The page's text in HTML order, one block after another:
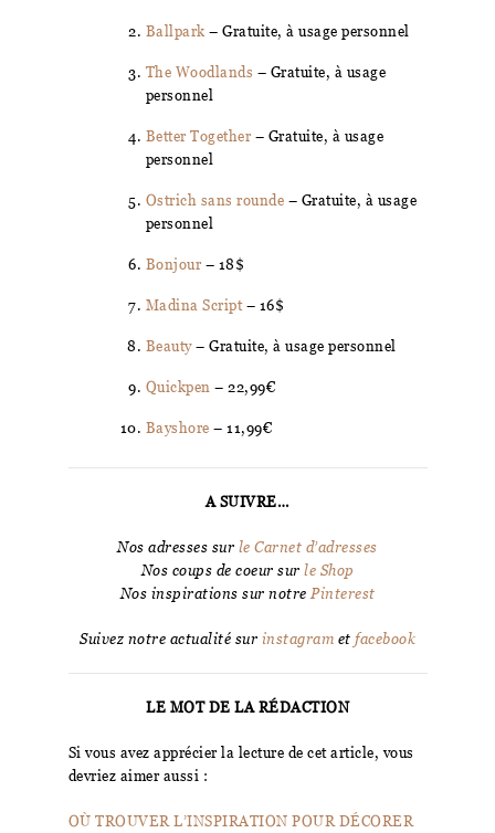
Ballpark – Gratuite, à usage personnel
The Woodlands – Gratuite, à usage
personnel
Better Together – Gratuite, à usage
personnel
Ostrich sans rounde – Gratuite, à usage
personnel
Bonjour – 18$
Madina Script– 16$
Beauty– Gratuite, à usage personnel
Quickpen – 22,99€
Bayshore – 11,99€
A SUIVRE…
Nos adresses sur le Carnet d’adresses
Nos coups de coeur sur le Shop
Nos inspirations sur notre Pinterest
Suivez notre actualité sur instagram et facebook
LE MOT DE LA RÉDACTION
Si vous avez apprécier la lecture de cet article, vous
devriez aimer aussi :
OÙ TROUVER L’INSPIRATION POUR DÉCORER